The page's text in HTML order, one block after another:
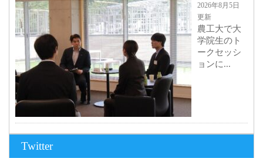
2026年8月5日
更新
農工大で大
学院生のト
ークセッシ
ョンに...
Twitter